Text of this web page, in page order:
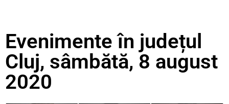
Evenimente în județul
Cluj, sâmbătă, 8 august
2020